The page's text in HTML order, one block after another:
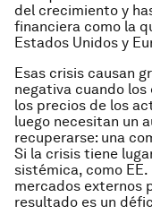
del crecimiento y
financiera como la
Estados Unidos y
Esas crisis causan
negativa cuando los
los precios de los
luego necesitan un
recuperarse: una
Si la crisis tiene
sistémica, como EE.
mercados externos
resultado es un